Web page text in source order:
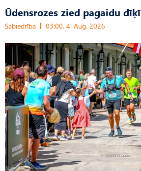
Ūdensrozes zied pagaidu dīķī
Sabiedrība 03:00, 4. Aug, 2026